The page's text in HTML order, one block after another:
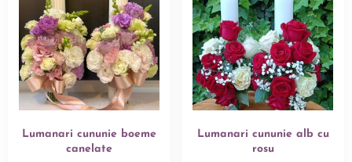
Lumanari cununie boeme
canelate
Lumanari cununie alb cu
rosu